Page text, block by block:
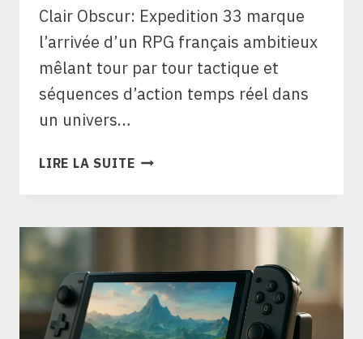
Clair Obscur: Expedition 33 marque
l’arrivée d’un RPG français ambitieux
mêlant tour par tour tactique et
séquences d’action temps réel dans
un univers…
LIRE LA SUITECLAIR
EXPEDITION
PLATEFORMES,
DURÉE,
CONFIG